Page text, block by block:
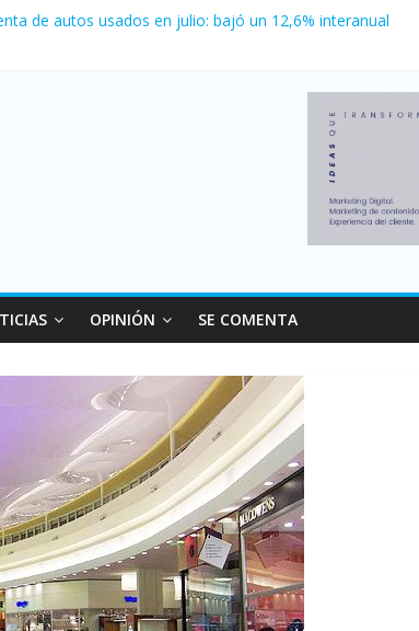
con más movimiento y consumo turístico: 4,6 millones
de autos usados en julio: bajó un 12,6% interanual
cerraron 41.000 kioscos: el sector denuncia crisis
OPINIÓN SE COMENTA